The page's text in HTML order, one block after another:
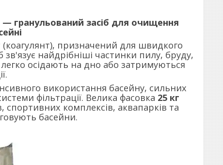
— гранульований засіб для очищення
призначений для швидкого
найдрібніші частинки пилу, бруду,
легко осідають на дно або затримуються
використання басейну, сильних
фільтрації. Велика фасовка 25 кг
комплексів, аквапарків та
басейни.